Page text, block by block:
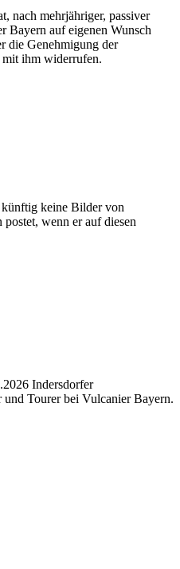
nach mehrjähriger, passiver
Bayern auf eigenen Wunsch
die Genehmigung der
ihm widerrufen.
keine Bilder von
postet, wenn er auf diesen
Indersdorfer
Tourer bei Vulcanier Bayern.